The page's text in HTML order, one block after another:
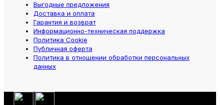
Выгодные предложения
Доставка и оплата
Гарантия и возврат
Информационно-техническая поддержка
Политика Cookie
Публичная оферта
Политика в отношении обработки персональных
данных